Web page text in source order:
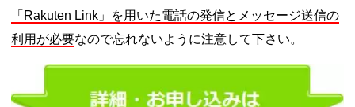
「Rakuten Link」を用いた電話の発信とメッセージ送信の
利用が必要なので忘れないように注意して下さい。